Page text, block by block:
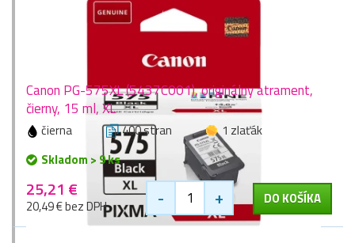
Canon PG-575XL (5437C001), originálny atrament,
čierny, 15 ml, XL
čierna 400 stran
1 zlaťák
Skladom > 9 ks
25,21 €
20,49 € bez DPH - + DO KOŠÍKA